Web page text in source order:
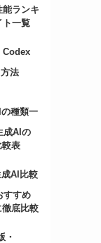
ランキ
ト一覧
Codex
法
種類一
成AIの
較表
AI比較
すすめ
底比較
・